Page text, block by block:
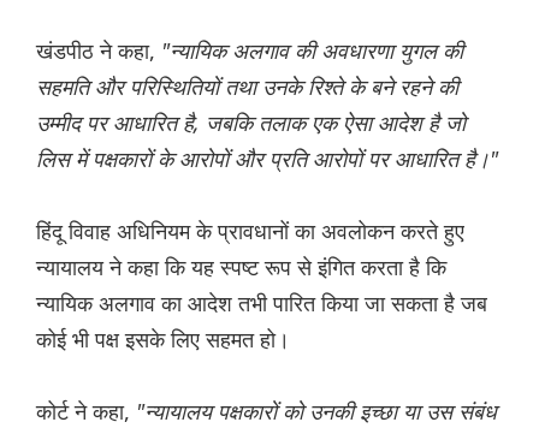
खंडपीठ ने कहा, "न्यायिक अलगाव की अवधारणा युगल की
सहमति और परिस्थितियों तथा उनके रिश्ते के बने रहने की
उम्मीद पर आधारित है, जबकि तलाक एक ऐसा आदेश है जो
लिस में पक्षकारों के आरोपों और प्रति आरोपों पर आधारित है।"
हिंदू विवाह अधिनियम के प्रावधानों का अवलोकन करते हुए
न्यायालय ने कहा कि यह स्पष्ट रूप से इंगित करता है कि
न्यायिक अलगाव का आदेश तभी पारित किया जा सकता है जब
कोई भी पक्ष इसके लिए सहमत हो।
कोर्ट ने कहा, "न्यायालय पक्षकारों को उनकी इच्छा या उस संबंध